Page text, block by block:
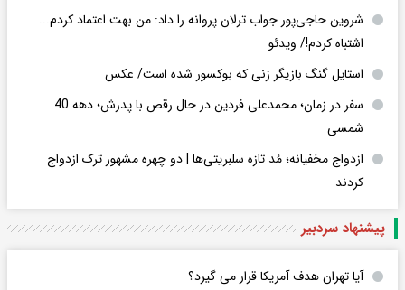
شروین حاجی‌پور جواب ترلان پروانه را داد: من بهت اعتماد کردم...
اشتباه کردم!/ ویدئو
استایل گنگ بازیگر زنی که بوکسور شده است/ عکس
سفر در زمان؛ محمدعلی فردین در حال رقص با پدرش؛ دهه 40
شمسی
ازدواج مخفیانه؛ مُد تازه سلبریتی‌ها | دو چهره مشهور ترک ازدواج
کردند
پیشنهاد سردبیر
آیا تهران هدف آمریکا قرار می گیرد؟